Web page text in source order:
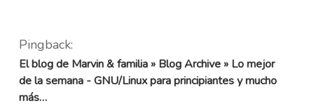
Pingback:
El blog de Marvin & familia » Blog Archive » Lo mejor
de la semana - GNU/Linux para principiantes y mucho
más…